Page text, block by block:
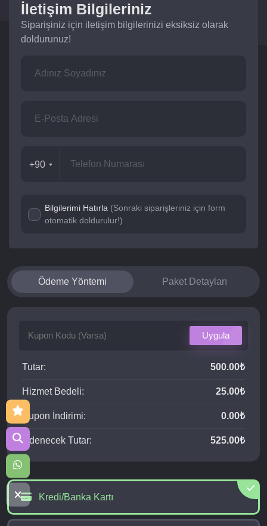
İletişim Bilgileriniz
Siparişiniz için iletişim bilgilerinizi eksiksiz olarak
doldurunuz!
+90
Bilgilerimi Hatırla (Sonraki siparişleriniz için form
otomatik doldurulur!)
Ödeme Yöntemi Paket Detayları
Uygula
Tutar: 500.00₺
Hizmet Bedeli: 25.00₺
Kupon İndirimi: 0.00₺
Ödenecek Tutar: 525.00₺
Kredi/Banka Kartı